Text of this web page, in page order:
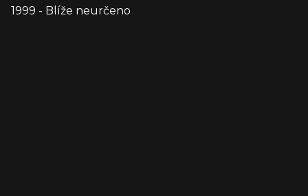
1999 - Blíže neurčeno